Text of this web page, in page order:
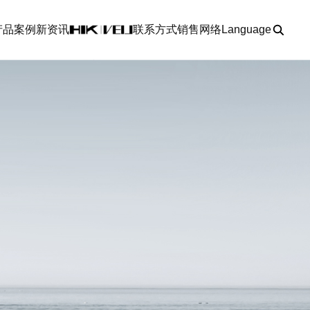
品案例 新资讯 联系方式销售网络Language